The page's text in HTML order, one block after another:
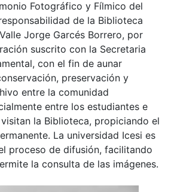
Fotográfico y Fílmico del
de la Biblioteca
Jorge Garcés Borrero, por
suscrito con la Secretaria
con el fin de aunar
preservación y
entre la comunidad
entre los estudiantes e
la Biblioteca, propiciando el
La universidad Icesi es
proceso de difusión, facilitando
la consulta de las imágenes.